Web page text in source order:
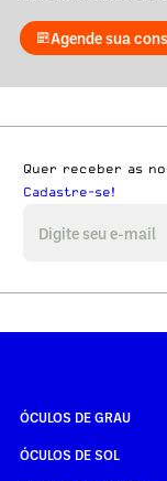
Agende sua
Quer receber as
Cadastre-se!
ÓCULOS DE GRAU
ÓCULOS DE SOL